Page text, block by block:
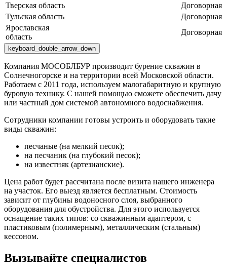
Тверская область
Договорная
Тульская область
Договорная
Ярославская
область
Договорная
keyboard_double_arrow_down
Компания МОСОБЛБУР производит бурение скважин в
Солнечногорске и на территории всей Московской области.
Работаем с 2011 года, используем малогабаритную и крупную
буровую технику. С нашей помощью сможете обеспечить дачу
или частный дом системой автономного водоснабжения.
Сотрудники компании готовы устроить и оборудовать такие
виды скважин:
песчаные (на мелкий песок);
на песчаник (на глубокий песок);
на известняк (артезианские).
Цена работ будет рассчитана после визита нашего инженера
на участок. Его выезд является бесплатным. Стоимость
зависит от глубины водоносного слоя, выбранного
оборудования для обустройства. Для этого используется
оснащение таких типов: со скважинным адаптером, с
пластиковым (полимерным), металлическим (стальным)
кессоном.
Вызывайте специалистов